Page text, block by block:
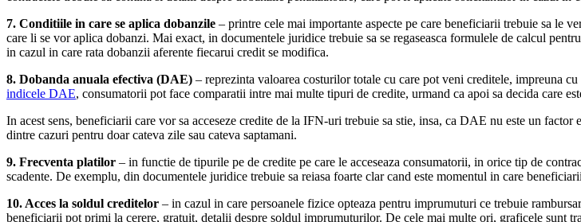
7. Conditiile in care se aplica dobanzile – printre cele mai importante aspecte pe care beneficiarii trebuie sa le
care li se vor aplica dobanzi. Mai exact, in documentele juridice trebuie sa se regaseasca formulele de calcul
in cazul in care rata dobanzii aferente fiecarui credit se modifica.
8. Dobanda anuala efectiva (DAE) – reprezinta valoarea costurilor totale cu care pot veni creditele, impreuna
indicele DAE, consumatorii pot face comparatii intre mai multe tipuri de credite, urmand ca apoi sa decida care
In acest sens, beneficiarii care vor sa acceseze credite de la IFN-uri trebuie sa stie, insa, ca DAE nu este un
dintre cazuri pentru doar cateva zile sau cateva saptamani.
9. Frecventa platilor – in functie de tipurile pe de credite pe care le acceseaza consumatorii, in orice tip de
scadente. De exemplu, din documentele juridice trebuie sa reiasa foarte clar cand este momentul in care
10. Acces la soldul creditelor – in cazul in care persoanele fizice opteaza pentru imprumuturi ce trebuie
beneficiarii pot primi la cerere, gratuit, detalii despre soldul imprumuturilor. De cele mai multe ori, graficele sunt